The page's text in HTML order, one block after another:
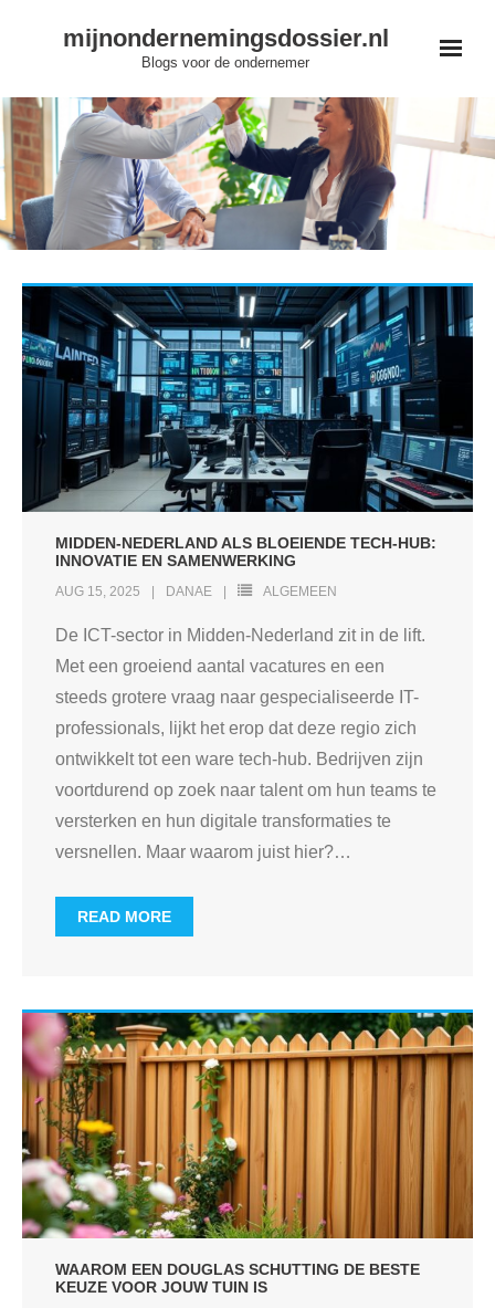
mijnondernemingsdossier.nl
Blogs voor de ondernemer
MIDDEN-NEDERLAND ALS BLOEIENDE TECH-HUB:
INNOVATIE EN SAMENWERKING
AUG 15, 2025 DANAE ALGEMEEN
De ICT-sector in Midden-Nederland zit in de lift.
Met een groeiend aantal vacatures en een
steeds grotere vraag naar gespecialiseerde IT-
professionals, lijkt het erop dat deze regio zich
ontwikkelt tot een ware tech-hub. Bedrijven zijn
voortdurend op zoek naar talent om hun teams te
versterken en hun digitale transformaties te
versnellen. Maar waarom juist hier?…
READ MORE
WAAROM EEN DOUGLAS SCHUTTING DE BESTE
KEUZE VOOR JOUW TUIN IS